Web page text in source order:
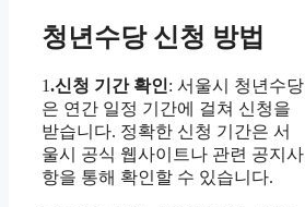
청년수당 신청 방법
1.신청 기간 확인: 서울시 청년수당
은 연간 일정 기간에 걸쳐 신청을
받습니다. 정확한 신청 기간은 서
울시 공식 웹사이트나 관련 공지사
항을 통해 확인할 수 있습니다.